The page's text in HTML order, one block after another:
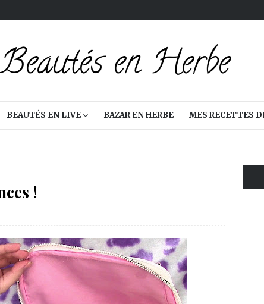
BEAUTÉS EN LIVE BAZAR EN HERBE MES RECETTES
!